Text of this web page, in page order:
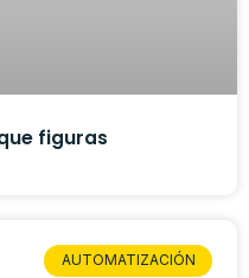
figuras
AUTOMATIZACIÓN